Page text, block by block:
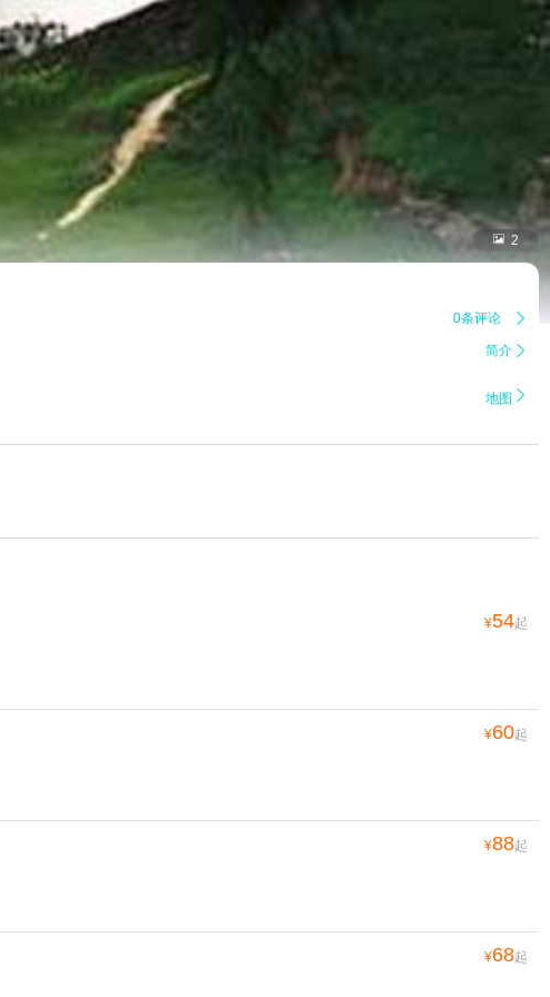
 2
0条评论 
简介 
地图 
¥54起
¥60起
¥88起
¥68起